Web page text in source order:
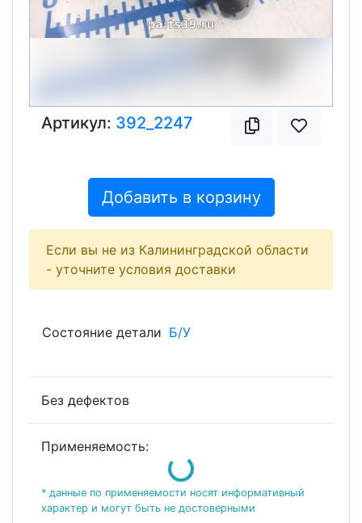
Артикул: 392_2247
Добавить в корзину
Если вы не из Калининградской области
- уточните условия доставки
Состояние детали Б/У
Без дефектов
Применяемость: Loading...
* данные по применяемости носят информативный
характер и могут быть не достоверными